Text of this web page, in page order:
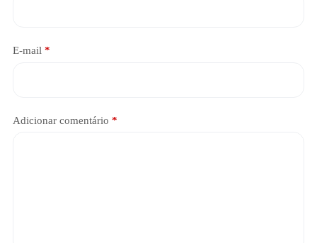
E-mail *
Adicionar comentário *